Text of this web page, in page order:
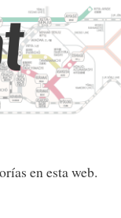
en esta web.